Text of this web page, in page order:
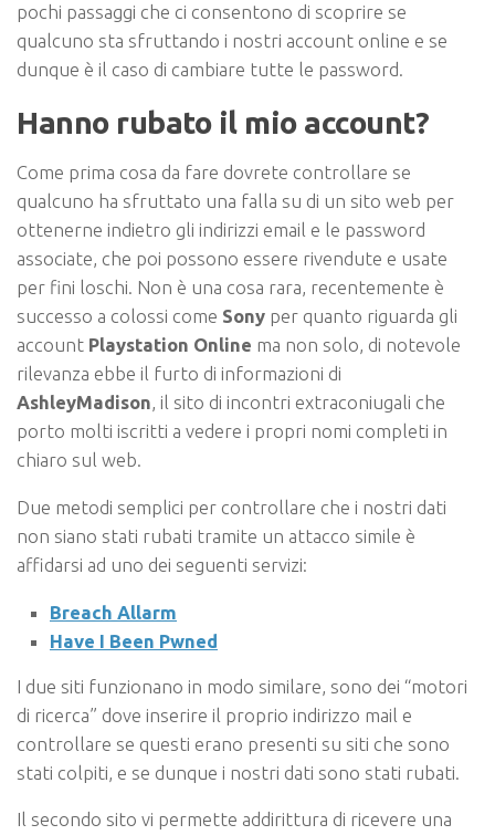
pochi passaggi che ci consentono di scoprire se
qualcuno sta sfruttando i nostri account online e se
dunque è il caso di cambiare tutte le password.
Hanno rubato il mio account?
Come prima cosa da fare dovrete controllare se
qualcuno ha sfruttato una falla su di un sito web per
ottenerne indietro gli indirizzi email e le password
associate, che poi possono essere rivendute e usate
per fini loschi. Non è una cosa rara, recentemente è
successo a colossi come Sony per quanto riguarda gli
account Playstation Online ma non solo, di notevole
rilevanza ebbe il furto di informazioni di
AshleyMadison, il sito di incontri extraconiugali che
porto molti iscritti a vedere i propri nomi completi in
chiaro sul web.
Due metodi semplici per controllare che i nostri dati
non siano stati rubati tramite un attacco simile è
affidarsi ad uno dei seguenti servizi:
Breach Allarm
Have I Been Pwned
I due siti funzionano in modo similare, sono dei “motori
di ricerca” dove inserire il proprio indirizzo mail e
controllare se questi erano presenti su siti che sono
stati colpiti, e se dunque i nostri dati sono stati rubati.
Il secondo sito vi permette addirittura di ricevere una